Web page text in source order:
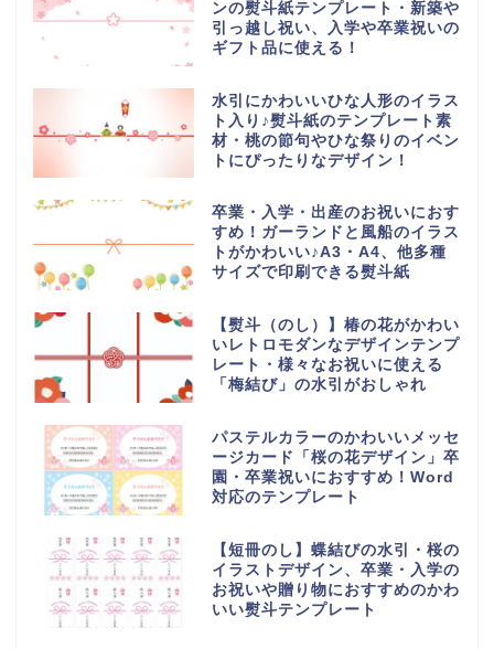
ンの熨斗紙テンプレート・新築や
引っ越し祝い、入学や卒業祝いの
ギフト品に使える！
水引にかわいいひな人形のイラス
ト入り♪熨斗紙のテンプレート素
材・桃の節句やひな祭りのイベン
トにぴったりなデザイン！
卒業・入学・出産のお祝いにおす
すめ！ガーランドと風船のイラス
トがかわいい♪A3・A4、他多種
サイズで印刷できる熨斗紙
【熨斗（のし）】椿の花がかわい
いレトロモダンなデザインテンプ
レート・様々なお祝いに使える
「梅結び」の水引がおしゃれ
パステルカラーのかわいいメッセ
ージカード「桜の花デザイン」卒
園・卒業祝いにおすすめ！Word
対応のテンプレート
【短冊のし】蝶結びの水引・桜の
イラストデザイン、卒業・入学の
お祝いや贈り物におすすめのかわ
いい熨斗テンプレート